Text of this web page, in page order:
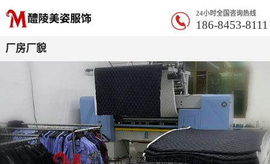
24小时全国咨询热线
186-8453-8111
厂房厂貌